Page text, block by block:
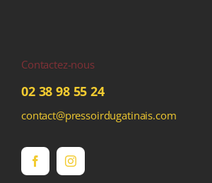
Contactez-nous
02 38 98 55 24
contact@pressoirdugatinais.com